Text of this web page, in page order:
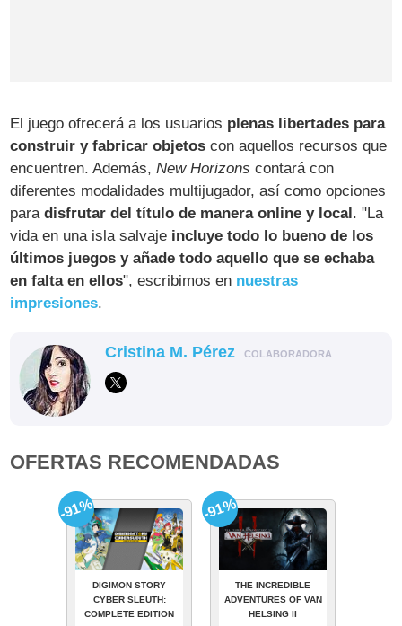
El juego ofrecerá a los usuarios plenas libertades para
construir y fabricar objetos con aquellos recursos que
encuentren. Además,New Horizons contará con
diferentes modalidades multijugador, así como opciones
paradisfrutar del título de manera online y local. "La
vida en una isla salvaje incluye todo lo bueno de los
últimos juegos y añade todo aquello que se echaba
en falta en ellos", escribimos en nuestras
impresiones.
Cristina M. Pérez COLABORADORA
OFERTAS RECOMENDADAS
DIGIMON STORY
CYBER SLEUTH:
COMPLETE EDITION
-91%
THE INCREDIBLE
ADVENTURES OF VAN
HELSING II
-91%